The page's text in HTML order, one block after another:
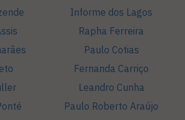
Informe dos Lagos
Rapha Ferreira
Paulo Cotias
Fernanda Carriço
Leandro Cunha
Paulo Roberto Araújo